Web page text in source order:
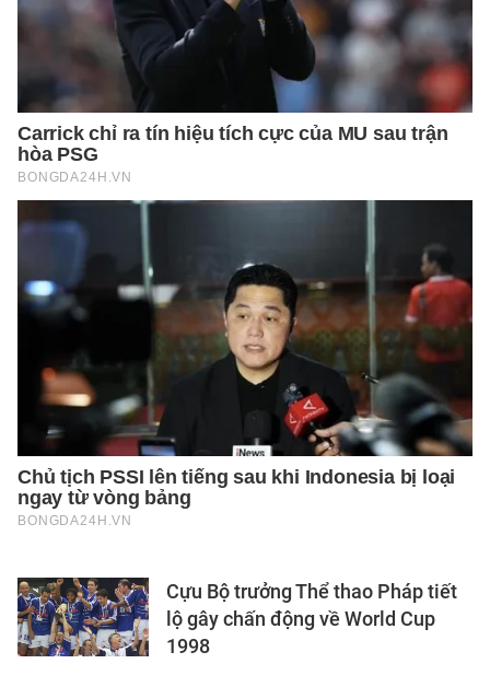
Cựu Bộ trưởng Thể thao Pháp tiết
lộ gây chấn động về World Cup
1998